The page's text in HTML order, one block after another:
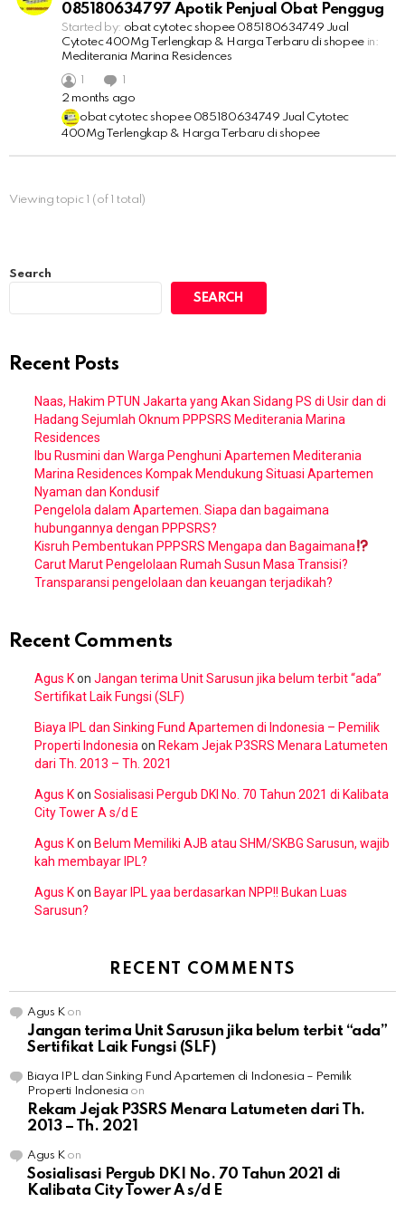
085180634797 Apotik Penjual Obat Penggug
Started by: obat cytotec shopee 085180634749 Jual
Cytotec 400Mg Terlengkap & Harga Terbaru di shopee in:
Mediterania Marina Residences
1
1
2 months ago
obat cytotec shopee 085180634749 Jual Cytotec
400Mg Terlengkap & Harga Terbaru di shopee
Viewing topic 1 (of 1 total)
Search
SEARCH
Recent Posts
Naas, Hakim PTUN Jakarta yang Akan Sidang PS di Usir dan di
Hadang Sejumlah Oknum PPPSRS Mediterania Marina
Residences
Ibu Rusmini dan Warga Penghuni Apartemen Mediterania
Marina Residences Kompak Mendukung Situasi Apartemen
Nyaman dan Kondusif
Pengelola dalam Apartemen. Siapa dan bagaimana
hubungannya dengan PPPSRS?
Kisruh Pembentukan PPPSRS Mengapa dan Bagaimana
Carut Marut Pengelolaan Rumah Susun Masa Transisi?
Transparansi pengelolaan dan keuangan terjadikah?
Recent Comments
Agus Kon Jangan terima Unit Sarusun jika belum terbit “ada”
Sertifikat Laik Fungsi (SLF)
Biaya IPL dan Sinking Fund Apartemen di Indonesia – Pemilik
Properti Indonesia on Rekam Jejak P3SRS Menara Latumeten
dari Th. 2013 – Th. 2021
Agus Kon Sosialisasi Pergub DKI No. 70 Tahun 2021 di Kalibata
City Tower A s/d E
Agus Kon Belum Memiliki AJB atau SHM/SKBG Sarusun, wajib
kah membayar IPL?
Agus Kon Bayar IPL yaa berdasarkan NPP!! Bukan Luas
Sarusun?
RECENT COMMENTS
Agus Kon
Jangan terima Unit Sarusun jika belum terbit “ada”
Sertifikat Laik Fungsi (SLF)
Biaya IPL dan Sinking Fund Apartemen di Indonesia – Pemilik
Properti Indonesia on
Rekam Jejak P3SRS Menara Latumeten dari Th.
2013 – Th. 2021
Agus Kon
Sosialisasi Pergub DKI No. 70 Tahun 2021 di
Kalibata City Tower A s/d E